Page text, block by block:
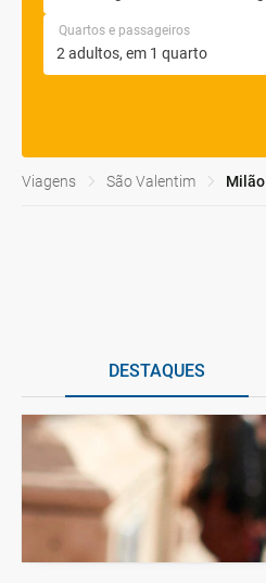
Quartos e passageiros
Viagens São Valentim Milão
DESTAQUES